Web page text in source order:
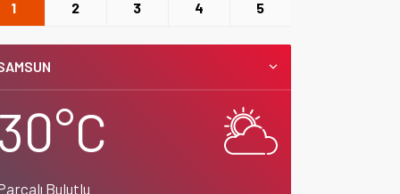
1 2 3 4 5
30°C
Bulutlu